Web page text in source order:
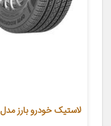
لاستیک خودرو بارز مدل S677 سایز 225/65R17 – دو حلقه